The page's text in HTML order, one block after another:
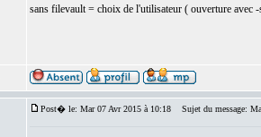
sans filevault = choix de l'utilisateur ( ouverture avec -
Post� le: Mar 07 Avr 2015 à 10:18 Sujet du message: